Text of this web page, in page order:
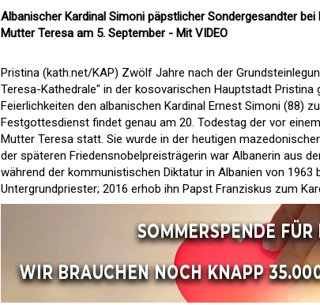
Albanischer Kardinal Simoni päpstlicher Sondergesandter
Mutter Teresa am 5. September - Mit VIDEO
Pristina (kath.net/KAP) Zwölf Jahre nach der
Teresa-Kathedrale" in der kosovarischen Hauptstadt Pristina
Feierlichkeiten den albanischen Kardinal Ernest Simoni (88)
Festgottesdienst findet genau am 20. Todestag der vor
Mutter Teresa statt. Sie wurde in der heutigen
der späteren Friedensnobelpreisträgerin war Albanerin aus
während der kommunistischen Diktatur in Albanien von 1963
Untergrundpriester; 2016 erhob ihn Papst Franziskus zum